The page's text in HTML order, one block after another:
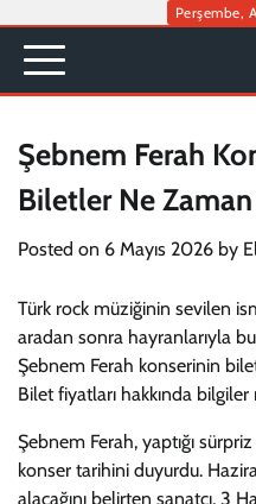
content
Perşembe,
Şebnem Ferah
Biletler Ne Zaman
Posted on 6 Mayıs 2026 by
Türk rock müziğinin sevilen
aradan sonra hayranlarıyla
Şebnem Ferah konserinin
Bilet fiyatları hakkında
Şebnem Ferah, yaptığı
konser tarihini duyurdu.
alacağını belirten sanatçı, 3